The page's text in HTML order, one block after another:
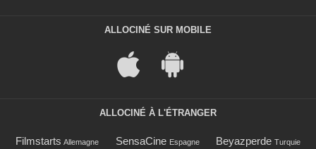
ALLOCINÉ SUR MOBILE
ALLOCINÉ À L'ÉTRANGER
Filmstarts Allemagne SensaCine Espagne Beyazperde Turquie